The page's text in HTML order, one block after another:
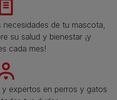
de tu mascota,
su salud y bienestar ¡y
cada mes!
expertos en perros y gatos